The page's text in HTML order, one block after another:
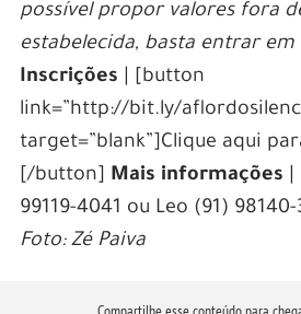
possível propor valores fora
estabelecida, basta entrar
Inscrições | [button
link=”http://bit.ly/
target=”blank”]Clique aqui
[/button] Mais informações
99119-4041 ou Leo (91) 98140-
Foto: Zé Paiva